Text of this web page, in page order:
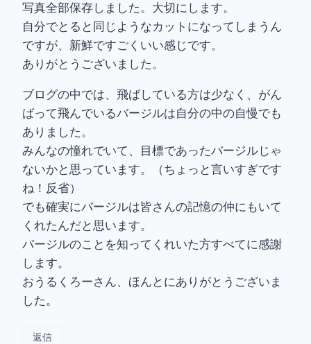
写真全部保存しました。大切にします。
自分でとると同じようなカットになってしまうん
ですが、新鮮ですごくいい感じです。
ありがとうございました。
ブログの中では、飛ばしている方は少なく、がん
ばって飛んでいるバージルは自分の中の自慢でも
ありました。
みんなの憧れでいて、目標であったバージルじゃ
ないかと思っています。（ちょっと言いすぎです
ね！反省）
でも確実にバージルは皆さんの記憶の仲にもいて
くれたんだと思います。
バージルのことを知ってくれいた方すべてに感謝
します。
おうるくろーさん、ほんとにありがとうございま
した。
返信